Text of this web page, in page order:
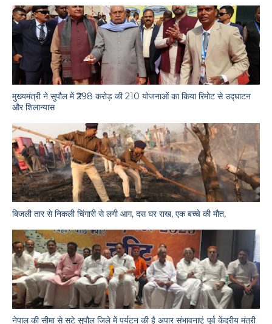
मुख्यमंत्री ने सुपौल में ₹298 करोड़ की 210 योजनाओं का किया रिमोट से उद्घाटन
और शिलान्यास
बिजली तार से निकली चिंगारी से लगी आग, दस घर राख, एक बच्चे की मौत,
नेपाल की सीमा से सटे सुपौल जिले में पर्यटन की है अपार संभावनाएं: पूर्व केंद्रीय मंत्री